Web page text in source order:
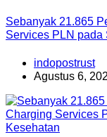
Sebanyak 21.865
Services PLN pada
indopostrust
Agustus 6,
Kesehatan